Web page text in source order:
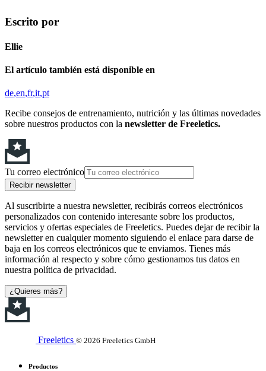
Escrito por
Ellie
El artículo también está disponible en
de en fr it pt
Recibe consejos de entrenamiento, nutrición y las últimas novedades
sobre nuestros productos con la newsletter de Freeletics.
Tu correo electrónico
Recibir newsletter
Al suscribirte a nuestra newsletter, recibirás correos electrónicos
personalizados con contenido interesante sobre los productos,
servicios y ofertas especiales de Freeletics. Puedes dejar de recibir la
newsletter en cualquier momento siguiendo el enlace para darse de
baja en los correos electrónicos que te enviamos. Tienes más
información al respecto y sobre cómo gestionamos tus datos en
nuestra política de privacidad.
¿Quieres más?
Freeletics © 2026 Freeletics GmbH
Productos